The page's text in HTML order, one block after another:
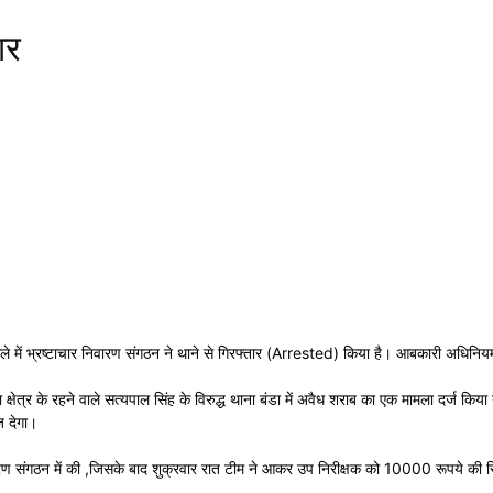
निवारण संगठन ने थाने से गिरफ्तार (Arrested) किया है। आबकारी
के रहने वाले सत्यपाल सिंह के विरुद्ध थाना बंडा में अवैध शराब का एक मामला दर्ज
देगा।
संगठन में की ,जिसके बाद शुक्रवार रात टीम ने आकर उप निरीक्षक को 10000 रूपये की